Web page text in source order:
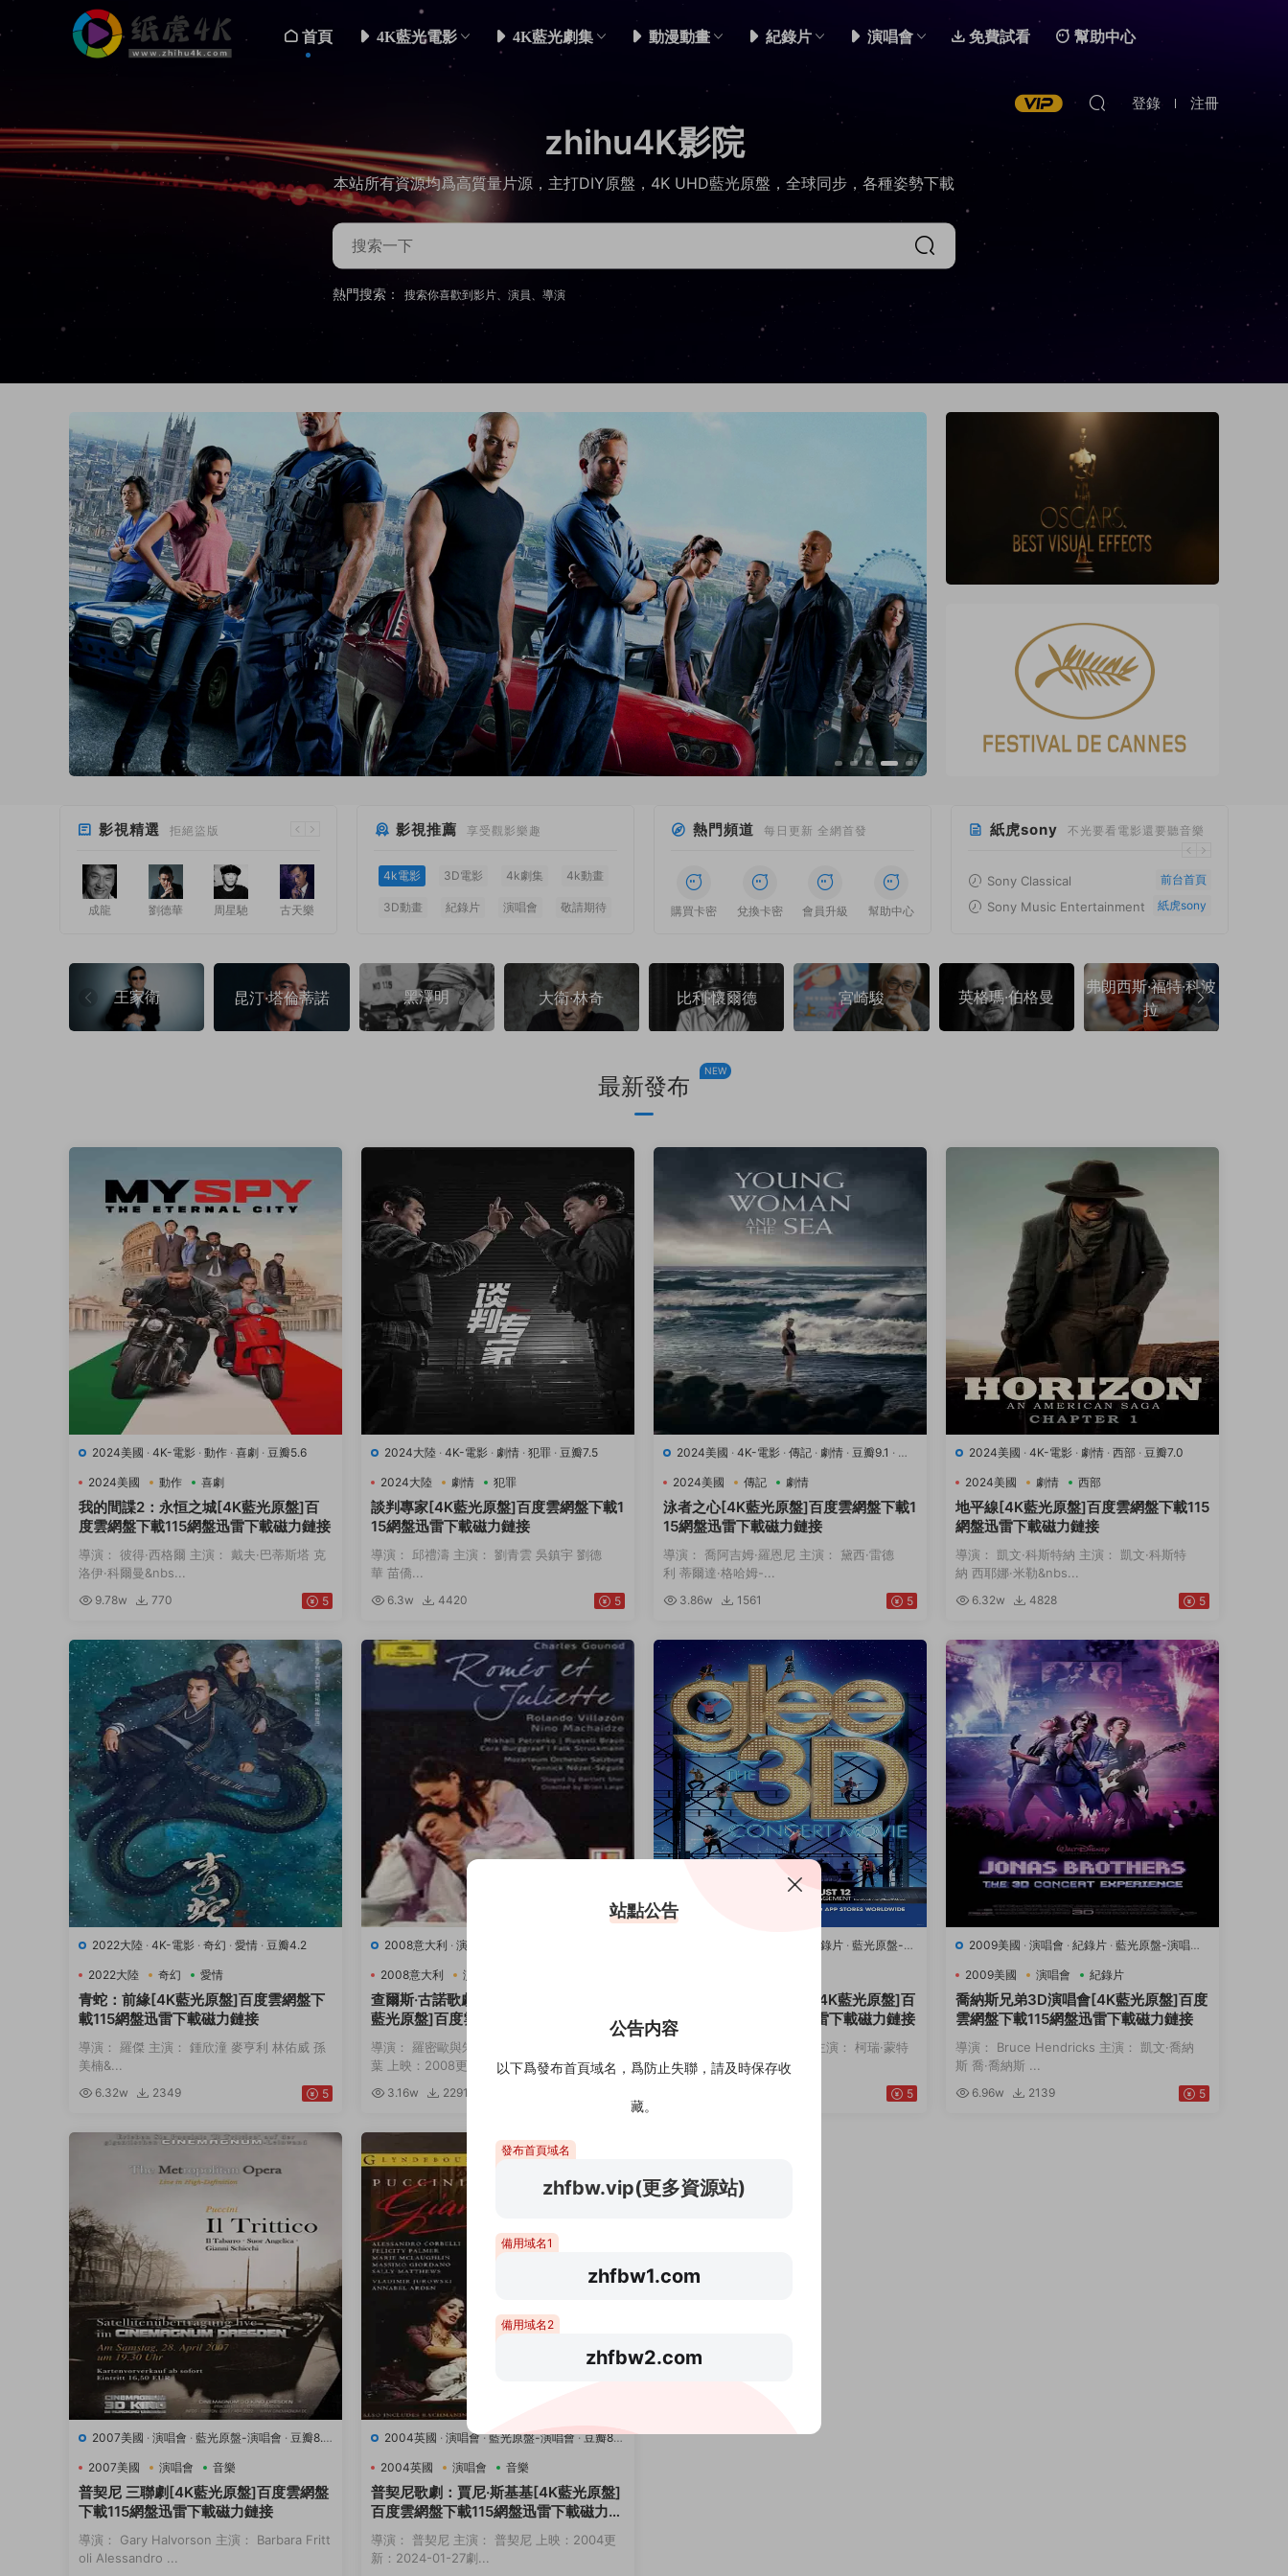
首頁 4K藍光電影 4K藍光劇集 動漫動畫 紀錄片 演唱會 免費試看 幫助中心
登錄 注冊
zhihu4K影院
本站所有資源均爲高質量片源，主打DIY原盤，4K UHD藍光原盤，全球同步，各種姿勢下載
熱門搜索： 搜索你喜歡到影片、演員、導演
影視精選 拒絕盜版
成龍 劉德華 周星馳 古天樂 11
影視推薦 享受觀影樂趣
4k電影 3D電影 4k劇集 4k動畫
3D動畫 紀錄片 演唱會 敬請期待
熱門頻道 每日更新 全網首發
購買卡密 兌換卡密 會員升級 幫助中心
紙虎sony 不光要看電影還要聽音樂
Sony Classical 前台首頁
Sony Music Entertainment 紙虎sony
王家衛 昆汀·塔倫蒂諾 黑澤明 大衛·林奇 比利·懷爾德 宮崎駿 英格瑪·伯格曼
弗朗西斯·福特·科波
拉
最新發布
NEW
2024美國 · 4K-電影 · 動作 · 喜劇 · 豆瓣5.6
2024美國 動作 喜劇
我的間諜2：永恒之城[4K藍光原盤]百
度雲網盤下載115網盤迅雷下載磁力鏈接
導演： 彼得·西格爾 主演： 戴夫·巴蒂斯塔 克
洛伊·科爾曼&nbs...
9.78w 770 5
2024大陸 · 4K-電影 · 劇情 · 犯罪 · 豆瓣7.5
2024大陸 劇情 犯罪
談判專家[4K藍光原盤]百度雲網盤下載1
15網盤迅雷下載磁力鏈接
導演： 邱禮濤 主演： 劉青雲 吳鎮宇 劉德
華 苗僑...
6.3w 4420 5
2024美國 · 4K-電影 · 傳記 · 劇情 · 豆瓣9.1 · 運
2024美國
傳記 劇情
泳者之心[4K藍光原盤]百度雲網盤下載1
15網盤迅雷下載磁力鏈接
導演： 喬阿吉姆·羅恩尼 主演： 黛西·雷德
利 蒂爾達·格哈姆-...
3.86w 1561 5
2024美國 · 4K-電影 · 劇情 · 西部 · 豆瓣7.0
2024美國 劇情 西部
地平線[4K藍光原盤]百度雲網盤下載115
網盤迅雷下載磁力鏈接
導演： 凱文·科斯特納 主演： 凱文·科斯特
納 西耶娜·米勒&nbs...
6.32w 4828 5
2022大陸 · 4K-電影 · 奇幻 · 愛情 · 豆瓣4.2
2022大陸 奇幻 愛情
青蛇：前緣[4K藍光原盤]百度雲網盤下
載115網盤迅雷下載磁力鏈接
導演： 羅傑 主演： 鍾欣潼 麥亨利 林佑威 孫
美楠&...
6.32w 2349 5
2008意大利 · 演唱會
2008意大利
演唱會
查爾斯·古諾歌劇：羅密歐與朱麗葉[4K
藍光原盤]百度雲網盤下載115網盤迅雷
下載磁力鏈接
導演： 羅密歐與朱麗葉 主演： 羅密歐與朱麗
葉 上映：2008更...
3.16w 2291
紀錄片 · 藍光原盤-演
歡樂合唱團：3D演唱會[4K藍光原盤]百
度雲網盤下載115網盤迅雷下載磁力鏈接
導演： Kevin Tancharoen 主演： 柯瑞·蒙特
斯 迪安娜·阿格隆&...
5
2009美國 · 演唱會 · 紀錄片 · 藍光原盤-演唱會
2009美國
演唱會 紀錄片
喬納斯兄弟3D演唱會[4K藍光原盤]百度
雲網盤下載115網盤迅雷下載磁力鏈接
導演： Bruce Hendricks 主演： 凱文·喬納
斯 喬·喬納斯 ...
6.96w 2139 5
2007美國 · 演唱會 · 藍光原盤-演唱會 · 豆瓣8.9
2007美國
演唱會 音樂
普契尼 三聯劇[4K藍光原盤]百度雲網盤
下載115網盤迅雷下載磁力鏈接
導演： Gary Halvorson 主演： Barbara Fritt
oli Alessandro ...
2004英國 · 演唱會·藍光原盤-演唱會·豆瓣8.2
2004英國
演唱會 音樂
普契尼歌劇：賈尼·斯基基[4K藍光原盤]
百度雲網盤下載115網盤迅雷下載磁力鏈
接
導演： 普契尼 主演： 普契尼 上映：2004更
新：2024-01-27劇...
站點公告
公告内容
以下爲發布首頁域名，爲防止失聯，請及時保存收
藏。
發布首頁域名
zhfbw.vip(更多資源站)
備用域名1
zhfbw1.com
備用域名2
zhfbw2.com